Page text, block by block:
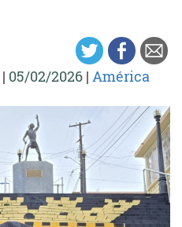
| 05/02/2026 | América